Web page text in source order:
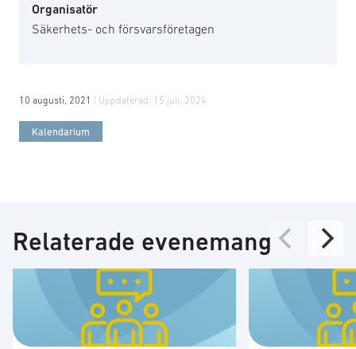
Organisatör
Säkerhets- och försvarsföretagen
10 augusti, 2021 | Uppdaterad: 15 juli, 2024
Kalendarium
Relaterade evenemang